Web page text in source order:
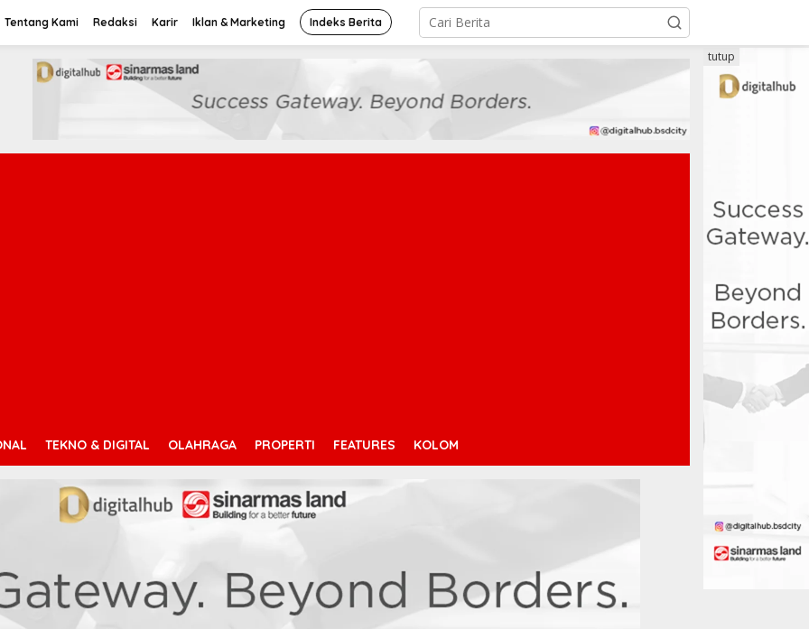
Tentang Kami Redaksi Karir Iklan & Marketing Indeks Berita
TEKNO & DIGITAL OLAHRAGA PROPERTI FEATURES KOLOM
tutup